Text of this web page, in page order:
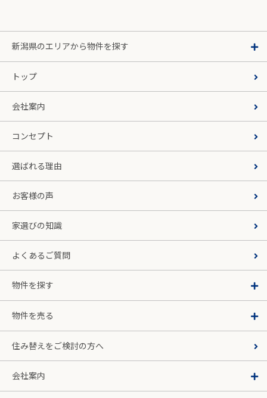
新潟県のエリアから物件を探す
トップ
会社案内
コンセプト
選ばれる理由
お客様の声
家選びの知識
よくあるご質問
物件を探す
物件を売る
住み替えをご検討の方へ
会社案内